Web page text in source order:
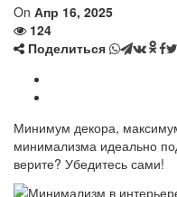
On Апр 16, 2025
124
Поделиться
Минимум декора,
минимализма идеально
верите? Убедитесь сами!